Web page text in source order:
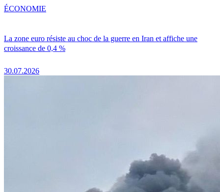
La zone euro résiste au choc de la guerre en Iran et affiche une
croissance de 0,4 %
30.07.2026
ÉCONOMIE